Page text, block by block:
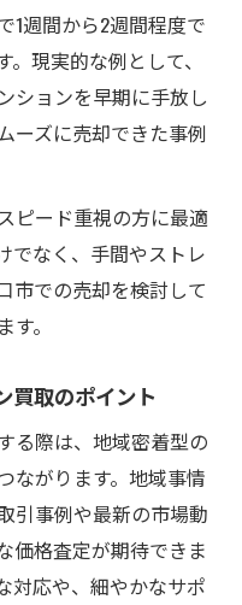
1週間から2週間程度で
現実的な例として、
ションを早期に手放し
ーズに売却できた事例
ピード重視の方に最適
でなく、手間やストレ
市での売却を検討して
。
買取のポイント
る際は、地域密着型の
ながります。地域事情
引事例や最新の市場動
価格査定が期待できま
対応や、細やかなサポ